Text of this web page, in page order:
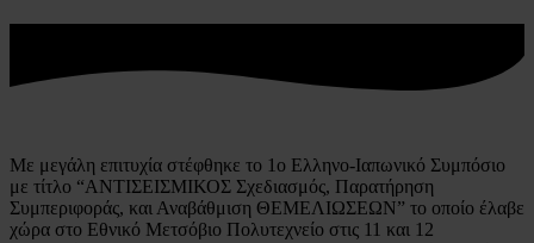
Με μεγάλη επιτυχία στέφθηκε το 1ο Ελληνο-Ιαπωνικό Συμπόσιο
με τίτλο “ΑΝΤΙΣΕΙΣΜΙΚΟΣ Σχεδιασμός, Παρατήρηση
Συμπεριφοράς, και Αναβάθμιση ΘΕΜΕΛΙΩΣΕΩΝ” το οποίο έλαβε
χώρα στο Εθνικό Μετσόβιο Πολυτεχνείο στις 11 και 12